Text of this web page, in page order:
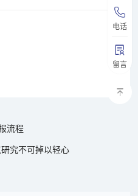
电话
留言
流程
究不可掉以轻心